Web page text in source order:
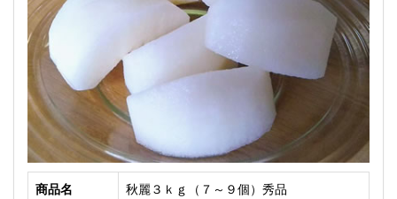
商品名 秋麗３ｋｇ（７～９個）秀品